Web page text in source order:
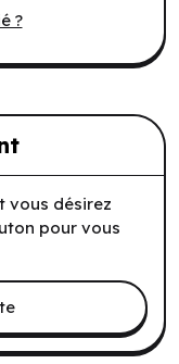
?
vous désirez
pour vous